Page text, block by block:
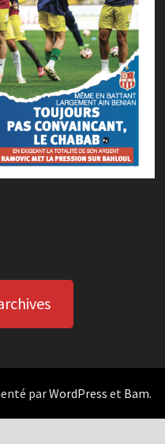
parWordPress et Bam.